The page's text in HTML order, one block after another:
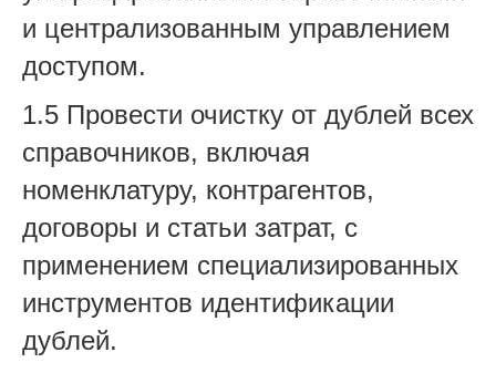
и централизованным управлением
доступом.
1.5 Провести очистку от дублей всех
справочников, включая
номенклатуру, контрагентов,
договоры и статьи затрат, с
применением специализированных
инструментов идентификации
дублей.